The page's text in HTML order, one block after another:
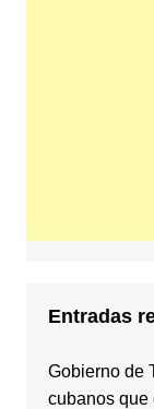
Entradas
Gobierno de
cubanos que